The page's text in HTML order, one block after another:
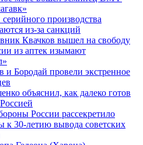
производства
из-за санкций
Квачков вышел на свободу
из аптек изымают
и Бородай провели экстренное
объяснил, как далеко готов
России рассекретило
к 30-летию вывода советских